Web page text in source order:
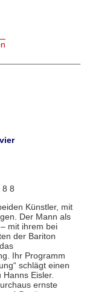
8 8
Künstler, mit
Der Mann als
mit ihrem bei
der Bariton
Ihr Programm
schlägt einen
Eisler.
ernste